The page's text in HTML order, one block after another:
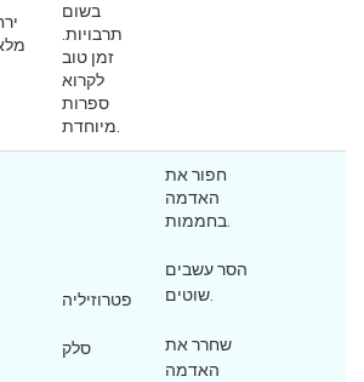
בשום
תרבויות.
זמן טוב
לקרוא
ספרות
פטרוזיליה
סלק
חפור את
האדמה
הסר עשבים
שחרר את
האדמה